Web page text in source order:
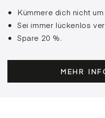
Kümmere dich nicht
Sei immer lückenlos
Spare 20 %.
MEHR